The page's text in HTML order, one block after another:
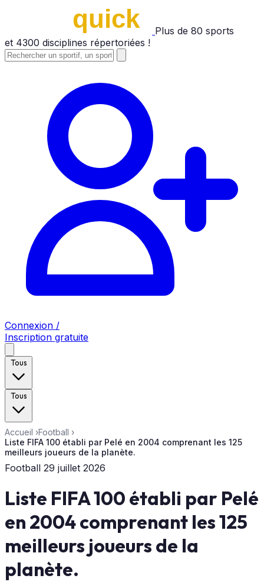
Plus de 80 sports
et 4300 disciplines répertoriées !
Connexion /
Inscription gratuite
Tous
Tous
Accueil ›Football ›
Liste FIFA 100 établi par Pelé en 2004 comprenant les 125
meilleurs joueurs de la planète.
Football 29 juillet 2026
Liste FIFA 100 établi par Pelé
en 2004 comprenant les 125
meilleurs joueurs de la
planète.